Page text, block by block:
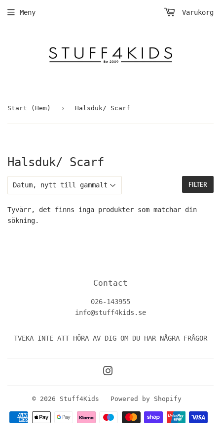
Meny Varukorg
Start (Hem) › Halsduk/ Scarf
Halsduk/ Scarf
FILTER
Tyvärr, det finns inga produkter som matchar din
sökning.
Contact
026-143955
info@stuff4kids.se
TVEKA INTE ATT HÖRA AV DIG OM DU HAR NÅGRA FRÅGOR
© 2026 Stuff4Kids Powered by Shopify
Betalningsikoner